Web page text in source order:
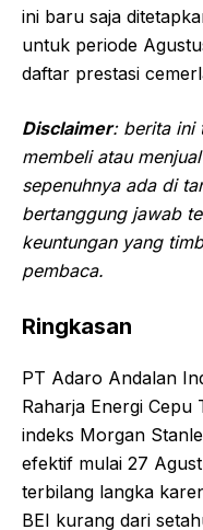
ini baru saja
untuk periode
daftar prestasi
Disclaimer: berita ini
membeli atau
sepenuhnya ada di
bertanggung jawab
keuntungan yang
pembaca.
Ringkasan
PT Adaro Andalan
Raharja Energi
indeks Morgan
efektif mulai 27
terbilang langka
BEI kurang dari